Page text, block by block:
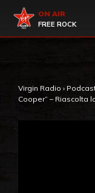
Virgin Radio
ON AIR
FREE ROCK
Virgin Radio ›
Cooper” – Riascolta